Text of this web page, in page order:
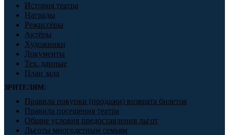
История театра
Награды
Режиссёры
Актёры
Художники
Документы
Тех. данные
План зала
ЗРИТЕЛЯМ:
Правила покупки (продажи) возврата билетов
Правила посещения театра
Общие условия предоставления льгот
Льготы многодетным семьям